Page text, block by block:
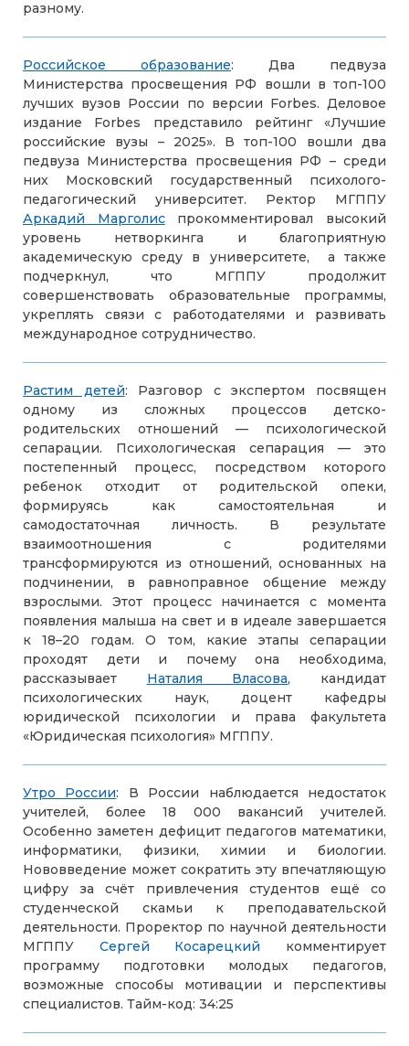
разному.
Российское образование: Два педвуза
Министерства просвещения РФ вошли в топ-100
лучших вузов России по версии Forbes. Деловое
издание Forbes представило рейтинг «Лучшие
российские вузы – 2025». В топ-100 вошли два
педвуза Министерства просвещения РФ – среди
них Московский государственный психолого-
педагогический университет. Ректор МГППУ
Аркадий Марголиспрокомментировал высокий
уровень нетворкинга и благоприятную
академическую среду в университете, а также
подчеркнул, что МГППУ продолжит
совершенствовать образовательные программы,
укреплять связи с работодателями и развивать
международное сотрудничество.
Растим детей: Разговор с экспертом посвящен
одному из сложных процессов детско-
родительских отношений — психологической
сепарации. Психологическая сепарация — это
постепенный процесс, посредством которого
ребенок отходит от родительской опеки,
формируясь как самостоятельная и
самодостаточная личность. В результате
взаимоотношения с родителями
трансформируются из отношений, основанных на
подчинении, в равноправное общение между
взрослыми. Этот процесс начинается с момента
появления малыша на свет и в идеале завершается
к 18–20 годам. О том, какие этапы сепарации
проходят дети и почему она необходима,
рассказывает Наталия Власова, кандидат
психологических наук, доцент кафедры
юридической психологии и права факультета
«Юридическая психология» МГППУ.
Утро России: В России наблюдается недостаток
учителей, более 18 000 вакансий учителей.
Особенно заметен дефицит педагогов математики,
информатики, физики, химии и биологии.
Нововведение может сократить эту впечатляющую
цифру за счёт привлечения студентов ещё со
студенческой скамьи к преподавательской
деятельности. Проректор по научной деятельности
МГППУ Сергей Косарецкий комментирует
программу подготовки молодых педагогов,
возможные способы мотивации и перспективы
специалистов. Тайм-код: 34:25